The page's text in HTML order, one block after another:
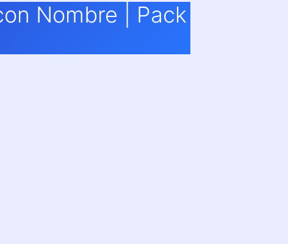
Nombre | Pack